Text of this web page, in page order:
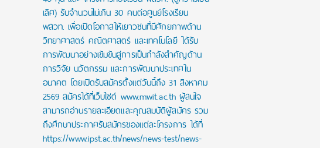
เลิศ) รับจำนวนไม่เกิน 30 คนต่อศูนย์โรงเรียน
พสวท. เพื่อเปิดโอกาสให้เยาวชนที่มีศักยภาพด้าน
วิทยาศาสตร์ คณิตศาสตร์ และเทคโนโลยี ได้รับ
การพัฒนาอย่างเข้มข้นสู่การเป็นกำลังสำคัญด้าน
การวิจัย นวัตกรรม และการพัฒนาประเทศใน
อนาคต โดยเปิดรับสมัครตั้งแต่วันนี้ถึง 31 สิงหาคม
2569 สมัครได้ที่เว็บไซต์ www.mwit.ac.th ผู้สนใจ
สามารถอ่านรายละเอียดและคุณสมบัติผู้สมัคร รวม
ถึงศึกษาประกาศรับสมัครของแต่ละโครงการ ได้ที่
https://www.ipst.ac.th/news/news-test/news-